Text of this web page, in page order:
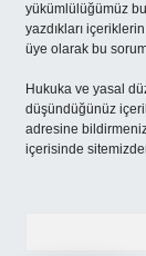
yükümlülüğümüz
yazdıkları
üye olarak bu
Hukuka ve yasal
düşündüğünüz
adresine
içerisinde